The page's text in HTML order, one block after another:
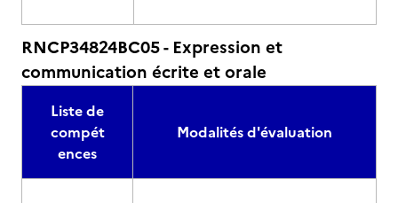
RNCP34824BC05 - Expression et
communication écrite et orale
Liste de
compét
ences
Modalités d'évaluation